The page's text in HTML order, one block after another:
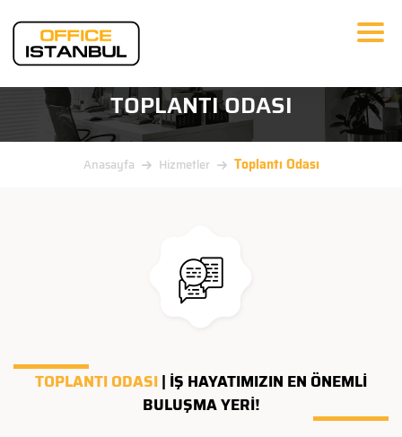
TOPLANTI ODASI
Anasayfa Hizmetler Toplantı Odası
TOPLANTI ODASI| İŞ HAYATIMIZIN EN ÖNEMLİ
BULUŞMA YERİ!